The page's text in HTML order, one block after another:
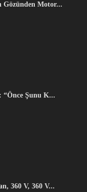
Gözünden Motor...
“Önce Şunu K...
360 V, 360 V...